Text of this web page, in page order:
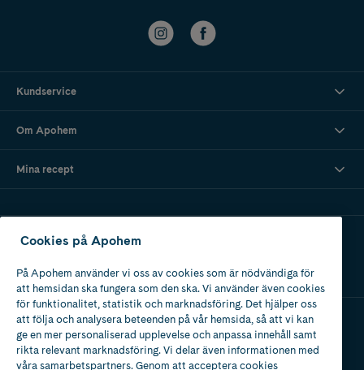
Kundservice
Om Apohem
Mina recept
Ladda ner vår app
Apotek med tillstånd
av Läkemedelsverket
Cookies på Apohem
På Apohem använder vi oss av cookies som är nödvändiga för
att hemsidan ska fungera som den ska. Vi använder även cookies
för funktionalitet, statistik och marknadsföring. Det hjälper oss
att följa och analysera beteenden på vår hemsida, så att vi kan
ge en mer personaliserad upplevelse och anpassa innehåll samt
rikta relevant marknadsföring. Vi delar även informationen med
våra samarbetspartners. Genom att acceptera cookies